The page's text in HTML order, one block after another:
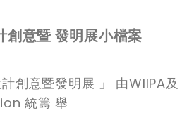
創意暨 發明展小檔案
計創意暨發明展 」 由WIIPA及
統籌 舉